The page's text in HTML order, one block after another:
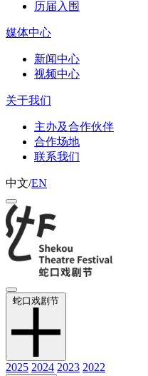
历届入围
媒体中心
新闻中心
视频中心
关于我们
主办及合作伙伴
合作场地
联系我们
中文/EN
蛇口戏剧节
2025 2024 2023 2022